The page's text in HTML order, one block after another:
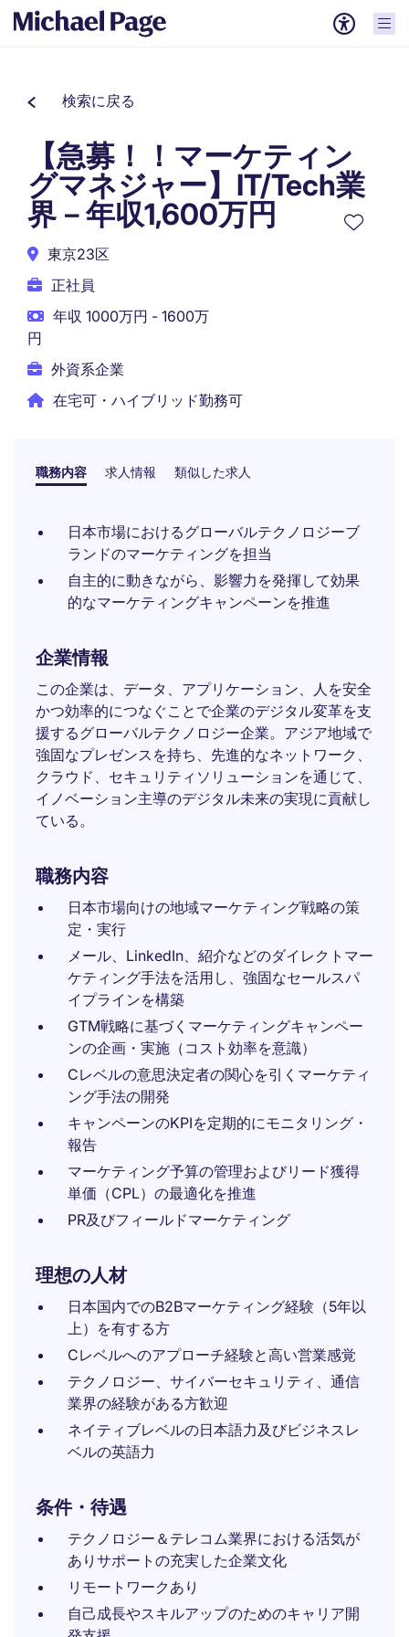
検索に戻る
【急募！！マーケティン
グマネジャー】IT/Tech業
界－年収1,600万円
東京23区
正社員
年収 1000万円 - 1600万
円
外資系企業
在宅可・ハイブリッド勤務可
職務内容 求人情報 類似した求人
日本市場におけるグローバルテクノロジーブ
ランドのマーケティングを担当
自主的に動きながら、影響力を発揮して効果
的なマーケティングキャンペーンを推進
企業情報
この企業は、データ、アプリケーション、人を安全
かつ効率的につなぐことで企業のデジタル変革を支
援するグローバルテクノロジー企業。アジア地域で
強固なプレゼンスを持ち、先進的なネットワーク、
クラウド、セキュリティソリューションを通じて、
イノベーション主導のデジタル未来の実現に貢献し
ている。
職務内容
日本市場向けの地域マーケティング戦略の策
定・実行
メール、LinkedIn、紹介などのダイレクトマー
ケティング手法を活用し、強固なセールスパ
イプラインを構築
GTM戦略に基づくマーケティングキャンペー
ンの企画・実施（コスト効率を意識）
Cレベルの意思決定者の関心を引くマーケティ
ング手法の開発
キャンペーンのKPIを定期的にモニタリング・
報告
マーケティング予算の管理およびリード獲得
単価（CPL）の最適化を推進
PR及びフィールドマーケティング
理想の人材
日本国内でのB2Bマーケティング経験（5年以
上）を有する方
Cレベルへのアプローチ経験と高い営業感覚
テクノロジー、サイバーセキュリティ、通信
業界の経験がある方歓迎
ネイティブレベルの日本語力及びビジネスレ
ベルの英語力
条件・待遇
テクノロジー＆テレコム業界における活気が
ありサポートの充実した企業文化
リモートワークあり
自己成長やスキルアップのためのキャリア開